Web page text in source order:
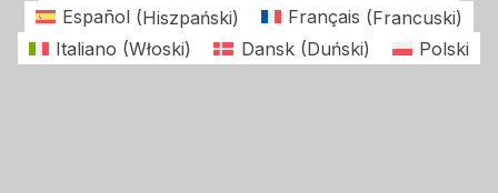
Español (Hiszpański) Français (Francuski)
Italiano (Włoski) Dansk(Duński) Polski